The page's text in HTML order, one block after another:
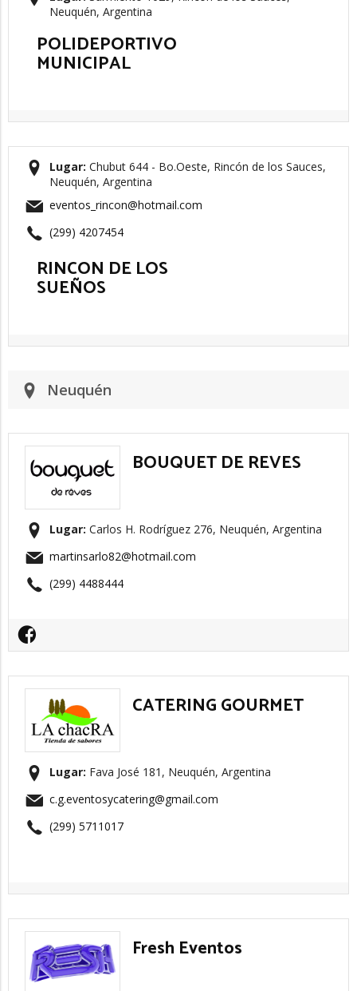
POLIDEPORTIVO
MUNICIPAL
Neuquén, Argentina
RINCON DE LOS
SUEÑOS
Lugar: Chubut 644 - Bo.Oeste, Rincón de los Sauces,
Neuquén, Argentina
eventos_rincon@hotmail.com
(299) 4207454
Neuquén
BOUQUET DE REVES
Lugar: Carlos H. Rodríguez 276, Neuquén, Argentina
martinsarlo82@hotmail.com
(299) 4488444
CATERING GOURMET
Lugar: Fava José 181, Neuquén, Argentina
c.g.eventosycatering@gmail.com
(299) 5711017
Fresh Eventos